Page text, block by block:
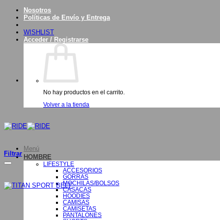
Saltar
contenido
Nosotros
Políticas de Envío y Entrega
WISHLIST
Acceder / Registrarse
No hay productos en el carrito.
Volver a la tienda
Menú
HOMBRE
LIFESTYLE
ACCESORIOS
GORRAS
MOCHILAS/BOLSOS
CASACAS
HOODIES
CAMISAS
CAMISETAS
PANTALONES
Filtrar